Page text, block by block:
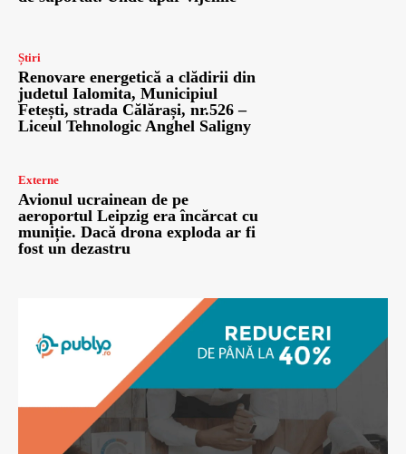
Știri
Renovare energetică a clădirii din
judetul Ialomita, Municipiul
Fetești, strada Călărași, nr.526 –
Liceul Tehnologic Anghel Saligny
Externe
Avionul ucrainean de pe
aeroportul Leipzig era încărcat cu
muniție. Dacă drona exploda ar fi
fost un dezastru